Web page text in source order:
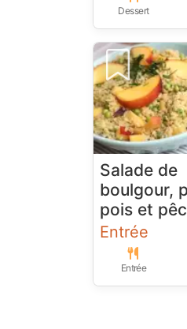
Dessert
Salade de
boulgour,
pois et
Entrée
Entrée